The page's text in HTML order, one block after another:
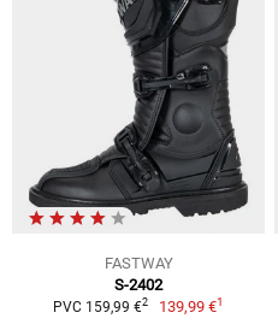
FASTWAY
S-2402
PVC 159,99 €2 139,99 €1